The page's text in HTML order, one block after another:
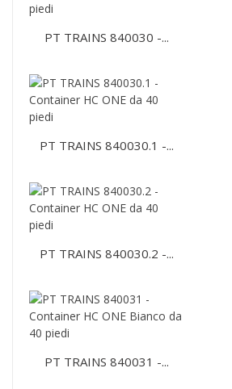
PT TRAINS 840030 -...
PT TRAINS 840030.1 -...
PT TRAINS 840030.2 -...
PT TRAINS 840031 -...